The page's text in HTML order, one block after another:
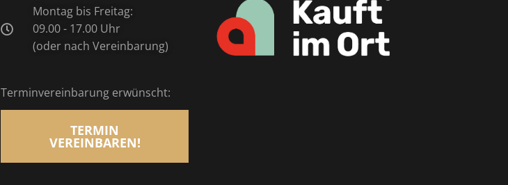
Montag bis Freitag:
09.00 - 17.00 Uhr
(oder nach Vereinbarung)
Terminvereinbarung erwünscht:
TERMIN
VEREINBAREN!